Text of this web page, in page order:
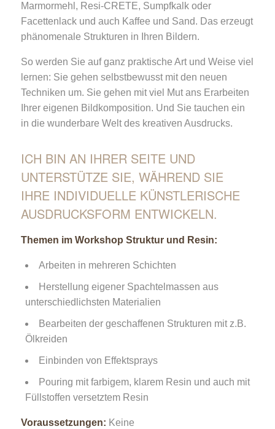
Marmormehl, Resi-CRETE, Sumpfkalk oder
Facettenlack und auch Kaffee und Sand. Das erzeugt
phänomenale Strukturen in Ihren Bildern.
So werden Sie auf ganz praktische Art und Weise viel
lernen: Sie gehen selbstbewusst mit den neuen
Techniken um. Sie gehen mit viel Mut ans Erarbeiten
Ihrer eigenen Bildkomposition. Und Sie tauchen ein
in die wunderbare Welt des kreativen Ausdrucks.
ICH BIN AN IHRER SEITE UND
UNTERSTÜTZE SIE, WÄHREND SIE
IHRE INDIVIDUELLE KÜNSTLERISCHE
AUSDRUCKSFORM ENTWICKELN.
Themen im Workshop Struktur und Resin:
Arbeiten in mehreren Schichten
Herstellung eigener Spachtelmassen aus
unterschiedlichsten Materialien
Bearbeiten der geschaffenen Strukturen mit z.B.
Ölkreiden
Einbinden von Effektsprays
Pouring mit farbigem, klarem Resin und auch mit
Füllstoffen versetztem Resin
Voraussetzungen: Keine